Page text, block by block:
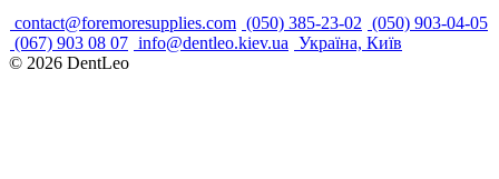
contact@foremoresupplies.com (050) 385-23-02 (050) 903-04-05
(067) 903 08 07 info@dentleo.kiev.ua Україна, Київ
© 2026 DentLeo